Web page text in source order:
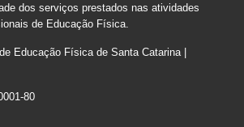
dos serviços prestados nas atividades
de Educação Física.
Educação Física de Santa Catarina |
80